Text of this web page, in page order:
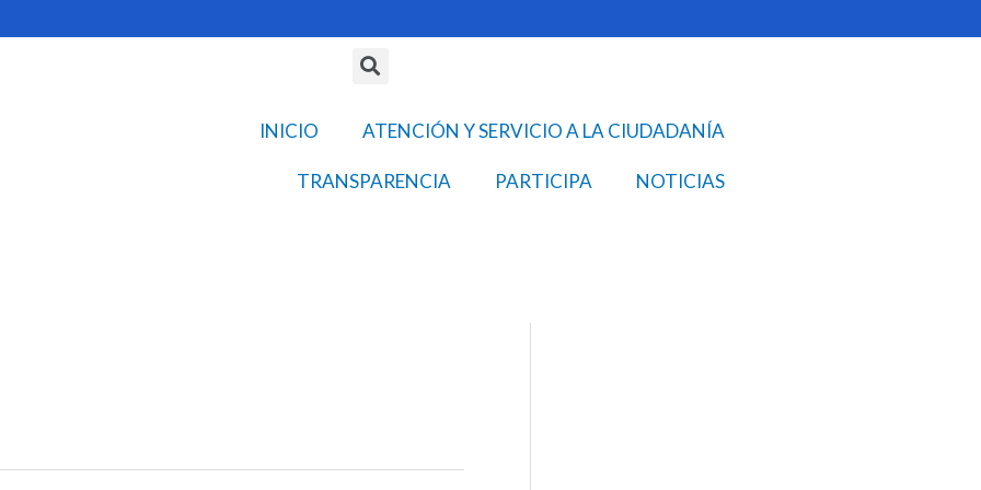
Search
INICIO ATENCIÓN Y SERVICIO A LA CIUDADANÍA
TRANSPARENCIA PARTICIPA NOTICIAS